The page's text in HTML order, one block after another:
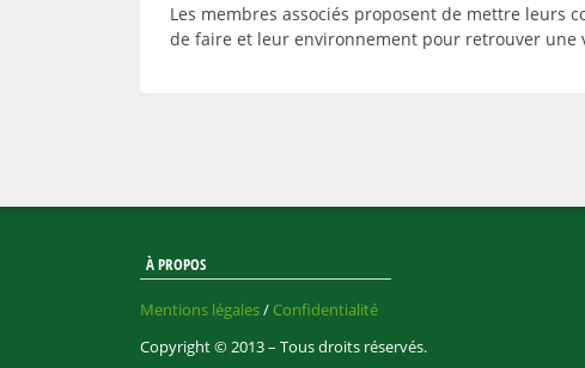
Les membres associés proposent de mettre leurs
de faire et leur environnement pour retrouver
À PROPOS
Mentions légales/ Confidentialité
Copyright © 2013 – Tous droits réservés.